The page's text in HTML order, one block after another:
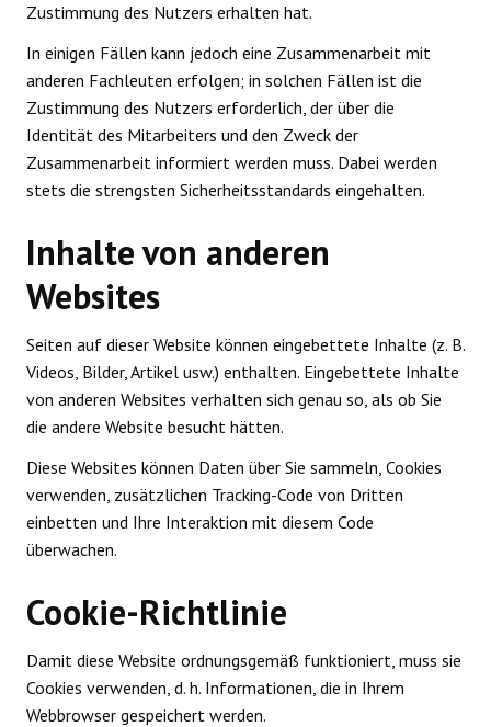
Zustimmung des Nutzers erhalten hat.
In einigen Fällen kann jedoch eine Zusammenarbeit mit
anderen Fachleuten erfolgen; in solchen Fällen ist die
Zustimmung des Nutzers erforderlich, der über die
Identität des Mitarbeiters und den Zweck der
Zusammenarbeit informiert werden muss. Dabei werden
stets die strengsten Sicherheitsstandards eingehalten.
Inhalte von anderen
Websites
Seiten auf dieser Website können eingebettete Inhalte (z. B.
Videos, Bilder, Artikel usw.) enthalten. Eingebettete Inhalte
von anderen Websites verhalten sich genau so, als ob Sie
die andere Website besucht hätten.
Diese Websites können Daten über Sie sammeln, Cookies
verwenden, zusätzlichen Tracking-Code von Dritten
einbetten und Ihre Interaktion mit diesem Code
überwachen.
Cookie-Richtlinie
Damit diese Website ordnungsgemäß funktioniert, muss sie
Cookies verwenden, d. h. Informationen, die in Ihrem
Webbrowser gespeichert werden.